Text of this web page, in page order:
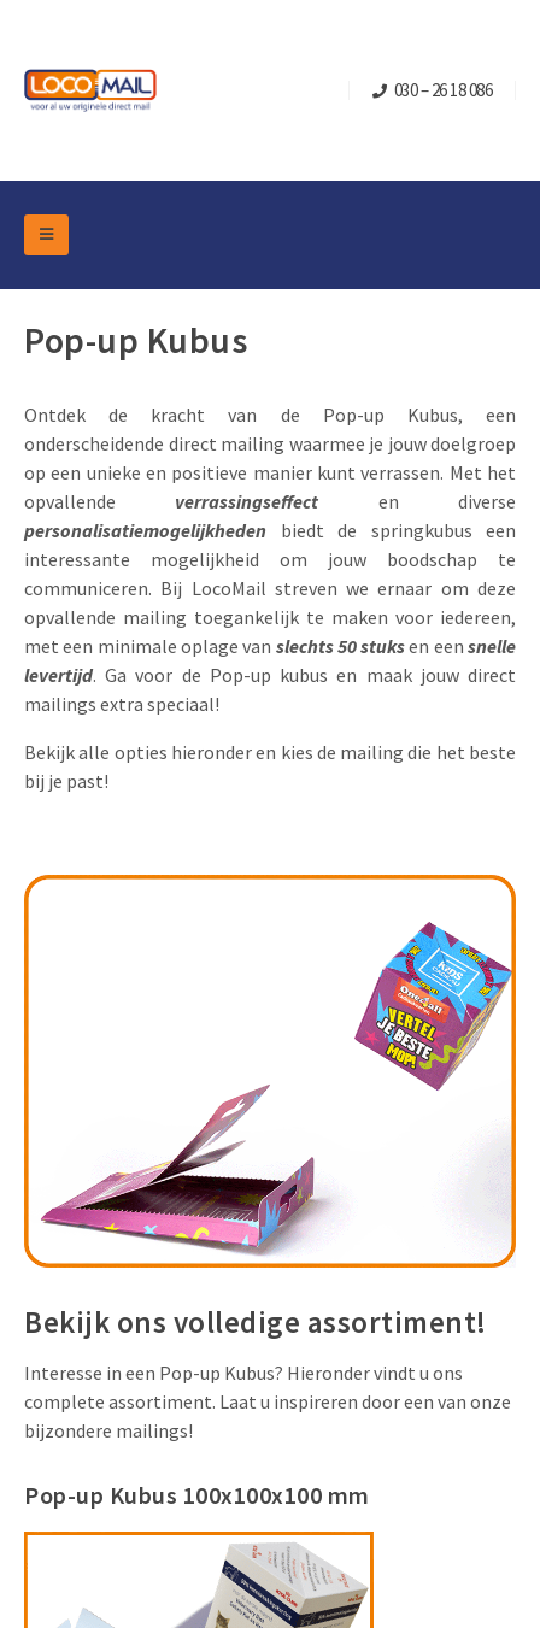
030 – 26 18 086
Pop-up Kubus
Ontdek de kracht van de Pop-up Kubus, een
onderscheidende direct mailing waarmee je jouw doelgroep
op een unieke en positieve manier kunt verrassen. Met het
opvallende verrassingseffect en diverse
personalisatiemogelijkheden biedt de springkubus een
interessante mogelijkheid om jouw boodschap te
communiceren. Bij LocoMail streven we ernaar om deze
opvallende mailing toegankelijk te maken voor iedereen,
met een minimale oplage van slechts 50 stuksen eensnelle
levertijd. Ga voor de Pop-up kubus en maak jouw direct
mailings extra speciaal!
Bekijk alle opties hieronder en kies de mailing die het beste
bij je past!
Bekijk ons volledige assortiment!
Interesse in een Pop-up Kubus? Hieronder vindt u ons
complete assortiment. Laat u inspireren door een van onze
bijzondere mailings!
Pop-up Kubus 100x100x100 mm
DM Marketing Tools
Overzicht Categorieën
Turning Card
Brievenbusdoosje +
Schuifkaarten
Pop-up Kaarten
Geluidskaarten
Lenticular Cards
Twin Sliders
Tabkaarten
Andere opvallende mailings
Schuifdoosjes
Branche
Retail Marketing
Vastgoedmarketing
Sport Marketing
Media Marketing
Automotive Marketing
Non-profit Marketing
Marketing in de Zorg
Duurzame Marketing
Horeca Marketing
Kerst- en Eindejaar
Verjaardag en Jubilea
Uitnodigingen
Product Introductie
App-lancering
Klantenbinding
Contact
Over Ons
Vacatures
Contactgegevens
Duurzaamheid